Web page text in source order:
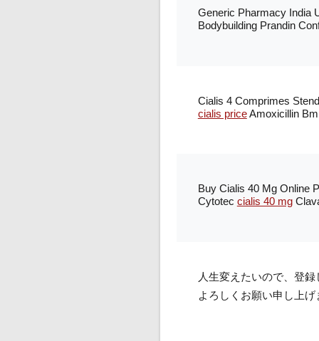
Generic Pharmacy India
Bodybuilding Prandin
Cialis 4 Comprimes
cialis priceAmoxicillin
Buy Cialis 40 Mg Online
Cytotec cialis 40 mg
人生変えたいので、登
よろしくお願い申し上げ